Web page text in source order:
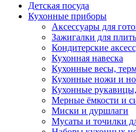
Детская посуда
Кухонные приборы
Аксессуары для
Зажигалки для
Кондитерские
Кухонная навеска
Кухонные весы,
Кухонные ножи и
Кухонные
Мерные ёмкости и
Миски и дуршлаги
Мусаты и точилки